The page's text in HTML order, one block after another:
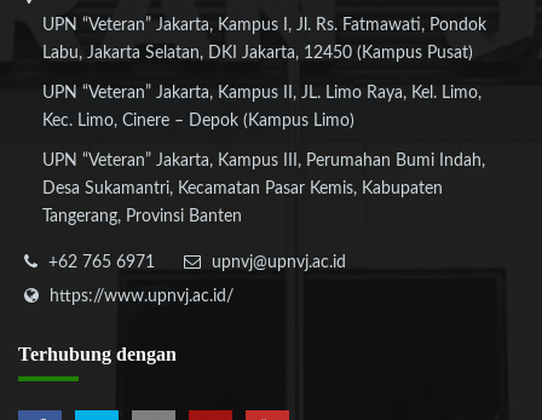
UPN “Veteran” Jakarta, Kampus I, Jl. Rs. Fatmawati, Pondok
Labu, Jakarta Selatan, DKI Jakarta, 12450 (Kampus Pusat)
UPN “Veteran” Jakarta, Kampus II, JL. Limo Raya, Kel. Limo,
Kec. Limo, Cinere – Depok (Kampus Limo)
UPN “Veteran” Jakarta, Kampus III, Perumahan Bumi Indah,
Desa Sukamantri, Kecamatan Pasar Kemis, Kabupaten
Tangerang, Provinsi Banten
+62 765 6971
upnvj@upnvj.ac.id
https://www.upnvj.ac.id/
Terhubung dengan